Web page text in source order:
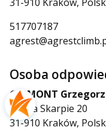
517707187
Osoba
GESMONT
os. Na Skarpie 20
31-910 Kraków,